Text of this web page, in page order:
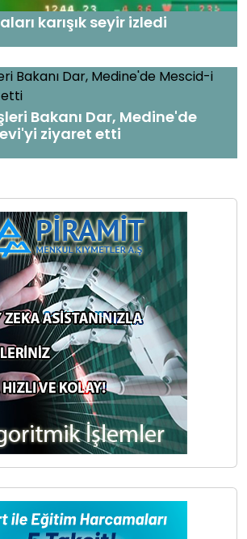
karışık seyir izledi
Bakanı Dar, Medine'de
ziyaret etti